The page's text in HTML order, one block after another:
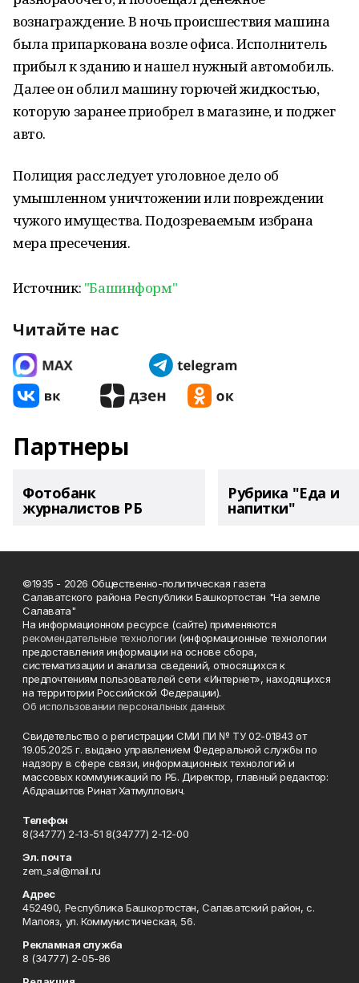
вознаграждение. В ночь происшествия машина
была припаркована возле офиса. Исполнитель
прибыл к зданию и нашел нужный автомобиль.
Далее он облил машину горючей жидкостью,
которую заранее приобрел в магазине, и поджег
авто.
Полиция расследует уголовное дело об
умышленном уничтожении или повреждении
чужого имущества. Подозреваемым избрана
мера пресечения.
Источник: "Башинформ"
Читайте нас
Партнеры
Фотобанк
журналистов РБ
Рубрика "Еда и
напитки"
©1935 - 2026 Общественно-политическая газета
Салаватского района Республики Башкортостан "На земле
Салавата"
На информационном ресурсе (сайте) применяются
рекомендательные технологии (информационные технологии
предоставления информации на основе сбора,
систематизации и анализа сведений, относящихся к
предпочтениям пользователей сети «Интернет», находящихся
на территории Российской Федерации).
Об использовании персональных данных
Свидетельство о регистрации СМИ ПИ № ТУ 02-01843 от
19.05.2025 г. выдано управлением Федеральной службы по
надзору в сфере связи, информационных технологий и
массовых коммуникаций по РБ. Директор, главный редактор:
Абдрашитов Ринат Хатмуллович.
Телефон
8(34777) 2-13-51 8(34777) 2-12-00
Эл. почта
zem_sal@mail.ru
Адрес
452490, Республика Башкортостан, Салаватский район, с.
Малояз, ул. Коммунистическая, 56.
Рекламная служба
8 (34777) 2-05-86